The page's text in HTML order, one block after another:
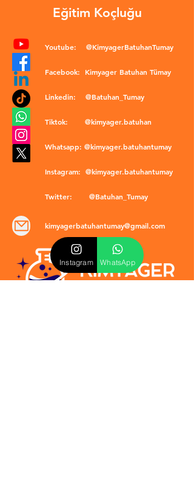
Eğitim Koçluğu
Youtube: @KimyagerBatuhanTumay
Facebook: Kimyager Batuhan Tümay
Linkedin: @Batuhan_Tumay
Tiktok: @kimyager.batuhan
Whatsapp: @kimyager.batuhantumay
Instagram: @kimyager.batuhantumay
Twitter: @Batuhan_Tumay
kimyagerbatuhantumay@gmail.com
Instagram WhatsApp